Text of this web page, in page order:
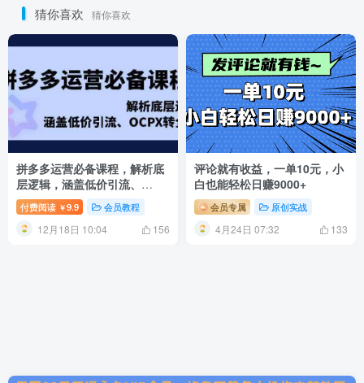
猜你喜欢 猜你喜欢
拼多多运营必备课程，解析底
层逻辑，涵盖低价引流、
OCPX转全站
付费阅读 ￥9.9 会员教程
12月18日 10:04 156
评论就有收益，一单10元，小
白也能轻松日赚9000+
会员专属 原创实战
4月24日 07:32 133